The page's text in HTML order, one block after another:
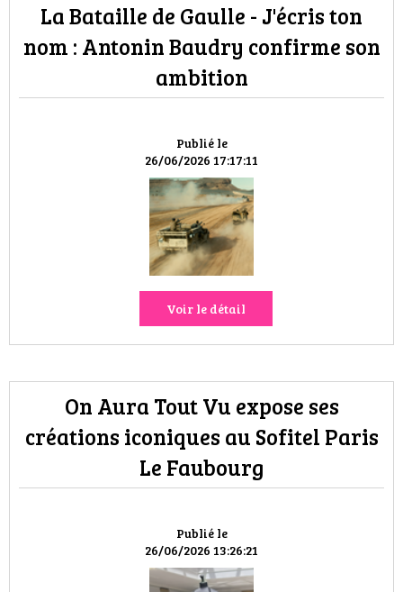
Publié le
26/06/2026 17:17:11
La Bataille de Gaulle - J'écris ton
nom : Antonin Baudry confirme son
ambition
Voir le détail
Publié le
26/06/2026 13:26:21
On Aura Tout Vu expose ses
créations iconiques au Sofitel Paris
Le Faubourg